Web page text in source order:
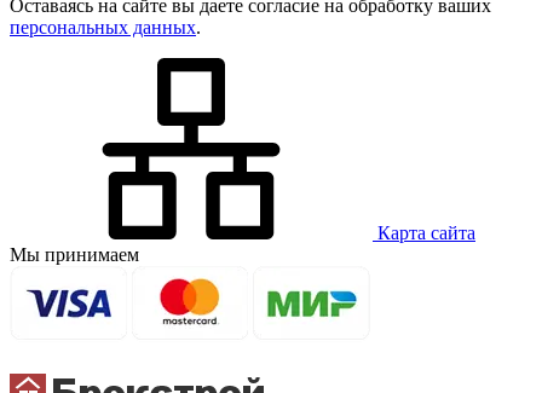
Оставаясь на сайте вы даете согласие на обработку ваших
персональных данных.
Карта сайта
Мы принимаем